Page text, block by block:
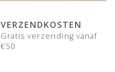
VERZENDKOSTEN
Gratis verzending vanaf
€50